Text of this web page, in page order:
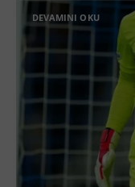
DEVAMINI OKU